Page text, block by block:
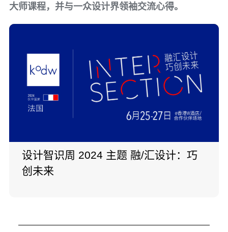
大师课程，并与一众设计界领袖交流心得。
设计智识周 2024 主题 融/汇设计：巧
创未来